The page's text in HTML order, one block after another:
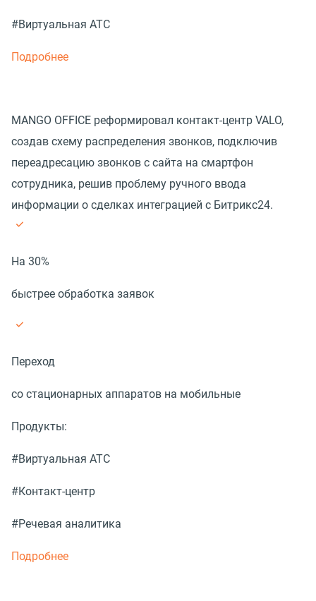
#Виртуальная АТС
Подробнее
MANGO OFFICE реформировал контакт-центр VALO,
создав схему распределения звонков, подключив
переадресацию звонков с сайта на смартфон
сотрудника, решив проблему ручного ввода
информации о сделках интеграцией с Битрикс24.
На 30%
быстрее обработка заявок
Переход
со стационарных аппаратов на мобильные
Продукты:
#Виртуальная АТС
#Контакт-центр
#Речевая аналитика
Подробнее